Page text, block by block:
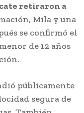
retiraron a
Mila y una
se confirmó el
de 12 años
públicamente
segura de